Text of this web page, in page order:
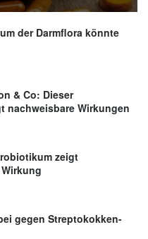
der Darmflora könnte
& Co: Dieser
nachweisbare Wirkungen
zeigt
gegen Streptokokken-